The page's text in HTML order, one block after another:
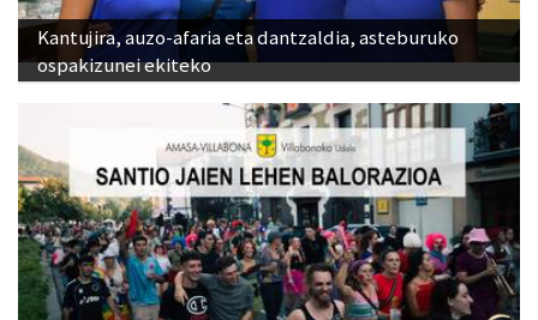
Kantujira, auzo-afaria eta dantzaldia, asteburuko
ospakizunei ekiteko